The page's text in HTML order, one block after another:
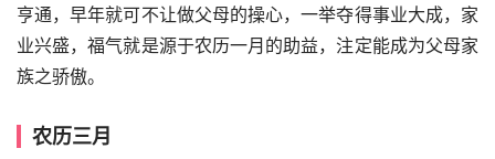
亨通，早年就可不让做父母的操心，一举夺得事业大成，家
业兴盛，福气就是源于农历一月的助益，注定能成为父母家
族之骄傲。
农历三月